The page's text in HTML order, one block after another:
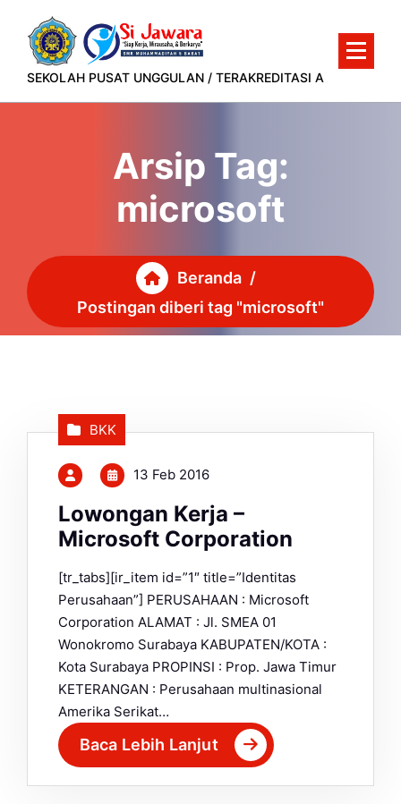
konten
SEKOLAH PUSAT UNGGULAN / TERAKREDITASI A
Arsip Tag:
microsoft
Beranda /
Postingan diberi tag "microsoft"
BKK
13 Feb 2016
Lowongan Kerja –
Microsoft Corporation
[tr_tabs][ir_item id=”1″ title=”Identitas
Perusahaan”] PERUSAHAAN : Microsoft
Corporation ALAMAT : Jl. SMEA 01
Wonokromo Surabaya KABUPATEN/KOTA :
Kota Surabaya PROPINSI : Prop. Jawa Timur
KETERANGAN : Perusahaan multinasional
Amerika Serikat…
Baca Lebih Lanjut